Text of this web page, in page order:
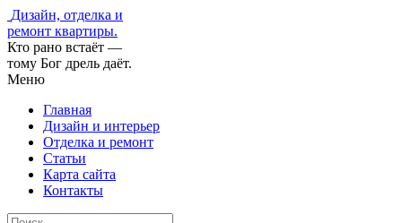
Дизайн, отделка и
ремонт квартиры.
Кто рано встаёт —
тому Бог дрель даёт.
Меню
Главная
Дизайн и интерьер
Отделка и ремонт
Статьи
Карта сайта
Контакты